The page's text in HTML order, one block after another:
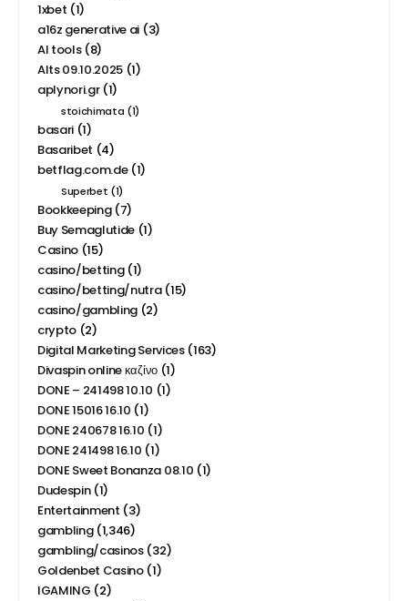
1xbet (1)
a16z generative ai (3)
AI tools(8)
Alts 09.10.2025 (1)
aplynori.gr(1)
stoichimata (1)
basari (1)
Basaribet (4)
betflag.com.de(1)
Superbet (1)
Bookkeeping(7)
Buy Semaglutide (1)
Casino (15)
casino/betting(1)
casino/betting/nutra(15)
casino/gambling (2)
crypto (2)
Digital Marketing Services(163)
Divaspin online καζίνο(1)
DONE – 241498 10.10 (1)
DONE 15016 16.10 (1)
DONE 240678 16.10 (1)
DONE 241498 16.10 (1)
DONE Sweet Bonanza 08.10 (1)
Dudespin(1)
Entertainment (3)
gambling(1,346)
gambling/casinos(32)
Goldenbet Casino(1)
IGAMING (2)